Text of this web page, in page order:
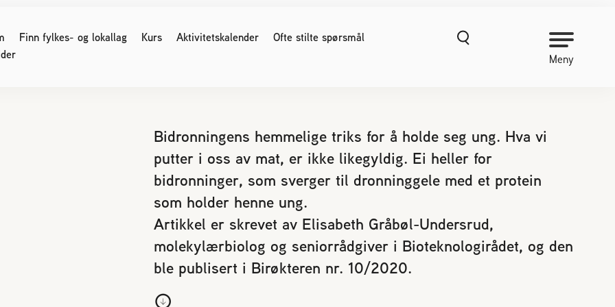
Finn fylkes- og lokallag Kurs Aktivitetskalender
Ofte stilte spørsmål
Meny
SOM ER BIRØKTER
og møter
FOR MEDLEMMER
Medlemssider (Logg inn)
Birøkteren
Nyhetsbrev
Verdt å vite
Økonomi
Honning
Bigårdsplasser
Sukkeravgiftsrefusjon
NORGES BIRØKTERLAG
Om Norges Birøkterlag
Kontakt oss
Nyheter
Finn fylkes- og lokallag
Kurs
Prosjekter
Bidronningens hemmelige triks for å holde seg ung. Hva vi
putter i oss av mat, er ikke likegyldig. Ei heller for
bidronninger, som sverger til dronninggele med et protein
som holder henne ung.
Artikkel er skrevet av Elisabeth Gråbøl-Undersrud,
molekylærbiolog og seniorrådgiver i Bioteknologirådet, og den
ble publisert i Birøkteren nr. 10/2020.